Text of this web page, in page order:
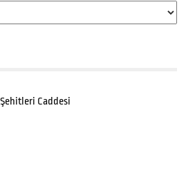
Caddesi